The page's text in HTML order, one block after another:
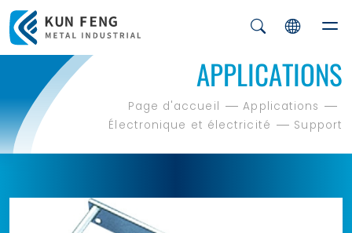
APPLICATIONS
Page d'accueil
Applications
Électronique et électricité
Support